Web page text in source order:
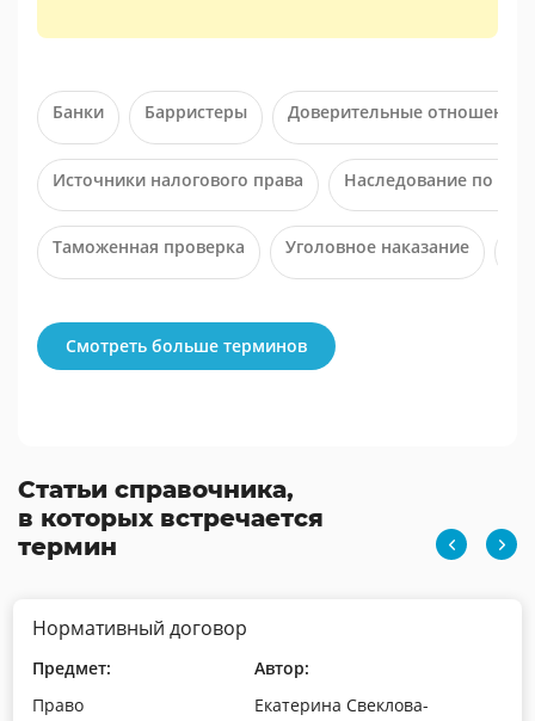
Банки Барристеры Доверительные отношения
Источники налогового права Наследование по
Таможенная проверка Уголовное наказание
Смотреть больше терминов
Статьи справочника,
в которых встречается
термин
Нормативный договор
Предмет:
Право
Автор:
Екатерина Свеклова-